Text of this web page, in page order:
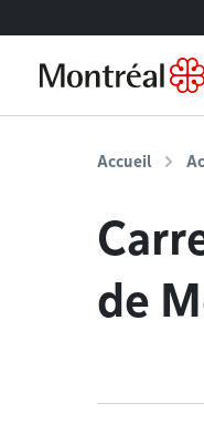
Accueil
de